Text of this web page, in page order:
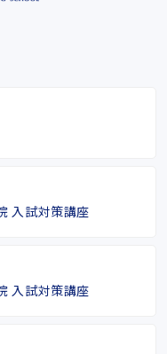
入試対策講座
入試対策講座